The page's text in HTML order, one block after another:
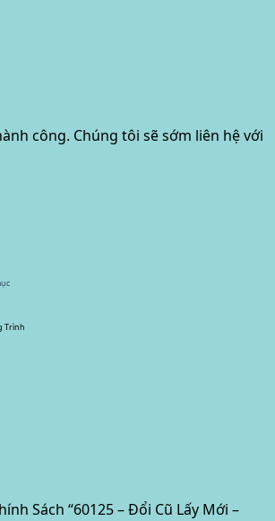
công. Chúng tôi sẽ sớm liên hệ với
Trình
Sách “60125 – Đổi Cũ Lấy Mới –